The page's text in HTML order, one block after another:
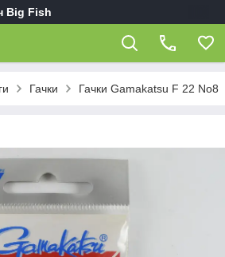
Big Fish
Гачки Гачки Gamakatsu F 22 No8